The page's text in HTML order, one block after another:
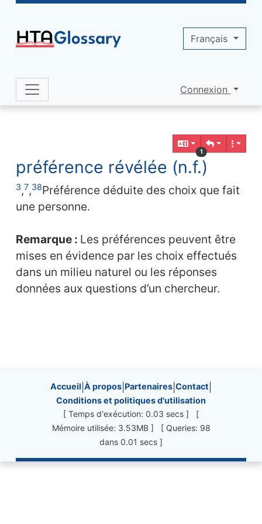
Navigation and related functionality
1
préférence révélée (n.f.)
3,7,38Préférence déduite des choix que fait
une personne.
Remarque : Les préférences peuvent être
mises en évidence par les choix effectués
dans un milieu naturel ou les réponses
données aux questions d’un chercheur.
Site information, links, etc.
Accueil À propos Partenaires Contact
Conditions et politiques d'utilisation
[ Temps d'exécution: 0.03 secs ] [
Mémoire utilisée: 3.53MB ] [ Queries: 98
dans 0.01 secs ]
Site identity, navigation, etc.
Connexion
Français